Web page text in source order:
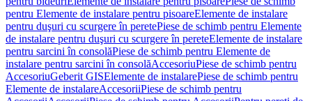
pentru Elemente de instalare pentru pisoareElemente de instalare
pentru duşuri cu scurgere în peretePiese de schimb pentru Elemente
de instalare pentru duşuri cu scurgere în pereteElemente de instalare
pentru sarcini în consolăPiese de schimb pentru Elemente de
instalare pentru sarcini în consolăAccesoriuPiese de schimb pentru
AccesoriuGeberit GISElemente de instalarePiese de schimb pentru
Elemente de instalareAccesoriiPiese de schimb pentru